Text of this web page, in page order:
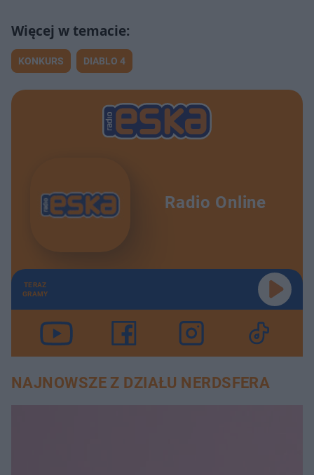
KONKURS DIABLO 4
Radio Online
TERAZ
GRAMY
NAJNOWSZE Z DZIAŁU NERDSFERA